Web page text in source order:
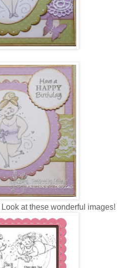
at these wonderful images!